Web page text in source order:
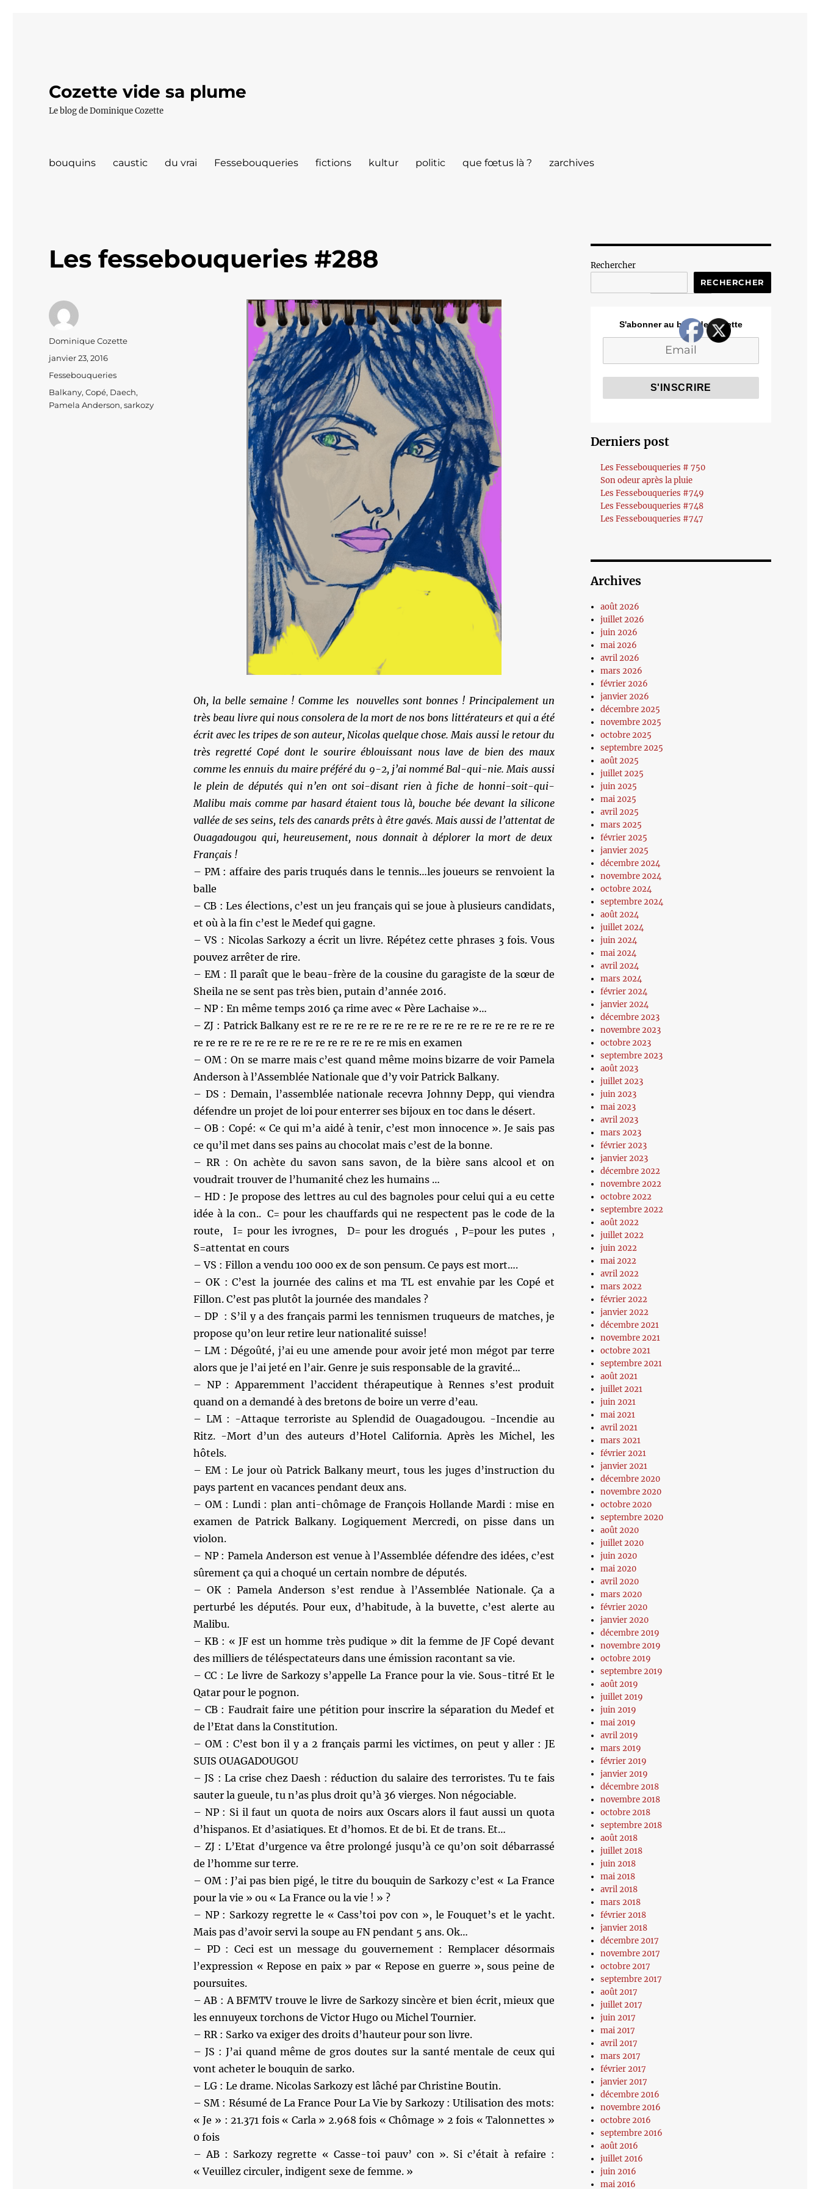
Cozette vide sa plume
Le blog de Dominique Cozette
bouquins caustic du vrai Fessebouqueries fictions kultur politic que fœtus là ? zarchives
Les fessebouqueries #288
Oh, la belle semaine ! Comme les nouvelles sont bonnes ! Principalement un
très beau livre qui nous consolera de la mort de nos bons littérateurs et qui a été
écrit avec les tripes de son auteur, Nicolas quelque chose. Mais aussi le retour du
très regretté Copé dont le sourire éblouissant nous lave de bien des maux
comme les ennuis du maire préféré du 9-2, j’ai nommé Bal-qui-nie. Mais aussi
le plein de députés qui n’en ont soi-disant rien à fiche de honni-soit-qui-
Malibu mais comme par hasard étaient tous là, bouche bée devant la silicone
vallée de ses seins, tels des canards prêts à être gavés. Mais aussi de l’attentat de
Ouagadougou qui, heureusement, nous donnaità déplorer la mort de deux
Français !
– PM : affaire des paris truqués dans le tennis…les joueurs se renvoient la
balle
– CB : Les élections, c’est un jeu français qui se joue à plusieurs candidats,
et où à la fin c’est le Medef qui gagne.
– VS : Nicolas Sarkozy a écrit un livre. Répétez cette phrases 3 fois. Vous
pouvez arrêter de rire.
– EM : Il paraît que le beau-frère de la cousine du garagiste de la sœur de
Sheila ne se sent pas très bien, putain d’année 2016.
– NP : En même temps 2016 ça rime avec « Père Lachaise »…
– ZJ : Patrick Balkany est re re re re re re re re re re re re re re re re re re re
re re re re re re re re re re re re re re re re mis en examen
– OM : On se marre mais c’est quand même moins bizarre de voir Pamela
Anderson à l’Assemblée Nationale que d’y voir Patrick Balkany.
– DS : Demain, l’assemblée nationale recevra Johnny Depp, qui viendra
défendre un projet de loi pour enterrer ses bijoux en toc dans le désert.
– OB : Copé: « Ce qui m’a aidé à tenir, c’est mon innocence ». Je sais pas
ce qu’il met dans ses pains au chocolat mais c’est de la bonne.
– RR : On achète du savon sans savon, de la bière sans alcool et on
voudrait trouver de l’humanité chez les humains …
– HD : Je propose des lettres au cul des bagnoles pour celui qui a eu cette
idée à la con.. C= pour les chauffards qui ne respectent pas le code de la
route, I= pour les ivrognes, D= pour les drogués , P=pour les putes ,
S=attentat en cours
– VS : Fillon a vendu 100 000 ex de son pensum. Ce pays est mort….
– OK : C’est la journée des calins et ma TL est envahie par les Copé et
Fillon. C’est pas plutôt la journée des mandales ?
– DP : S’il y a des français parmi les tennismen truqueurs de matches, je
propose qu’on leur retire leur nationalité suisse!
– LM : Dégoûté, j’ai eu une amende pour avoir jeté mon mégot par terre
alors que je l’ai jeté en l’air. Genre je suis responsable de la gravité…
– NP : Apparemment l’accident thérapeutique à Rennes s’est produit
quand on a demandé à des bretons de boire un verre d’eau.
– LM : -Attaque terroriste au Splendid de Ouagadougou. -Incendie au
Ritz. -Mort d’un des auteurs d’Hotel California. Après les Michel, les
hôtels.
– EM : Le jour où Patrick Balkany meurt, tous les juges d’instruction du
pays partent en vacances pendant deux ans.
– OM : Lundi : plan anti-chômage de François Hollande Mardi : mise en
examen de Patrick Balkany. Logiquement Mercredi, on pisse dans un
violon.
– NP : Pamela Anderson est venue à l’Assemblée défendre des idées, c’est
sûrement ça qui a choqué un certain nombre de députés.
– OK : Pamela Anderson s’est rendue à l’Assemblée Nationale. Ça a
perturbé les députés. Pour eux, d’habitude, à la buvette, c’est alerte au
Malibu.
– KB : « JF est un homme très pudique » dit la femme de JF Copé devant
des milliers de téléspectateurs dans une émission racontant sa vie.
– CC : Le livre de Sarkozy s’appelle La France pour la vie. Sous-titré Et le
Qatar pour le pognon.
– CB : Faudrait faire une pétition pour inscrire la séparation du Medef et
de l’Etat dans la Constitution.
– OM : C’est bon il y a 2 français parmi les victimes, on peut y aller : JE
SUIS OUAGADOUGOU
– JS : La crise chez Daesh : réduction du salaire des terroristes. Tu te fais
sauter la gueule, tu n’as plus droit qu’à 36 vierges. Non négociable.
– NP : Si il faut un quota de noirs aux Oscars alors il faut aussi un quota
d’hispanos. Et d’asiatiques. Et d’homos. Et de bi. Et de trans. Et…
– ZJ : L’Etat d’urgence va être prolongé jusqu’à ce qu’on soit débarrassé
de l’homme sur terre.
– OM : J’ai pas bien pigé, le titre du bouquin de Sarkozy c’est « La France
pour la vie » ou « La France ou la vie ! » ?
– NP : Sarkozy regrette le « Cass’toi pov con », le Fouquet’s et le yacht.
Mais pas d’avoir servi la soupe au FN pendant 5 ans. Ok…
– PD : Ceci est un message du gouvernement : Remplacer désormais
l’expression « Repose en paix » par « Repose en guerre », sous peine de
poursuites.
– AB : A BFMTV trouve le livre de Sarkozy sincère et bien écrit, mieux que
les ennuyeux torchons de Victor Hugo ou Michel Tournier.
– RR : Sarko va exiger des droits d’hauteur pour son livre.
– JS : J’ai quand même de gros doutes sur la santé mentale de ceux qui
vont acheter le bouquin de sarko.
– LG : Le drame. Nicolas Sarkozy est lâché par Christine Boutin.
– SM : Résumé de La France Pour La Vie by Sarkozy : Utilisation des mots:
« Je » : 21.371 fois « Carla » 2.968 fois « Chômage » 2 fois « Talonnettes »
0 fois
– AB : Sarkozy regrette « Casse-toi pauv’ con ». Si c’était à refaire :
« Veuillez circuler, indigent sexe de femme. »
Auteur
Dominique Cozette
Publié
janvier 23, 2016
Catégories
Fessebouqueries
Étiquettes
Balkany,Copé, Daech,
Pamela Anderson,sarkozy
Rechercher
RECHERCHER
S'abonner au blog de Cozette
Derniers post
Les Fessebouqueries # 750
Son odeur après la pluie
Les Fessebouqueries #749
Les Fessebouqueries #748
Les Fessebouqueries #747
Archives
août 2026
juillet 2026
juin 2026
mai 2026
avril 2026
mars 2026
février 2026
janvier 2026
décembre 2025
novembre 2025
octobre 2025
septembre 2025
août 2025
juillet 2025
juin 2025
mai 2025
avril 2025
mars 2025
février 2025
janvier 2025
décembre 2024
novembre 2024
octobre 2024
septembre 2024
août 2024
juillet 2024
juin 2024
mai 2024
avril 2024
mars 2024
février 2024
janvier 2024
décembre 2023
novembre 2023
octobre 2023
septembre 2023
août 2023
juillet 2023
juin 2023
mai 2023
avril 2023
mars 2023
février 2023
janvier 2023
décembre 2022
novembre 2022
octobre 2022
septembre 2022
août 2022
juillet 2022
juin 2022
mai 2022
avril 2022
mars 2022
février 2022
janvier 2022
décembre 2021
novembre 2021
octobre 2021
septembre 2021
août 2021
juillet 2021
juin 2021
mai 2021
avril 2021
mars 2021
février 2021
janvier 2021
décembre 2020
novembre 2020
octobre 2020
septembre 2020
août 2020
juillet 2020
juin 2020
mai 2020
avril 2020
mars 2020
février 2020
janvier 2020
décembre 2019
novembre 2019
octobre 2019
septembre 2019
août 2019
juillet 2019
juin 2019
mai 2019
avril 2019
mars 2019
février 2019
janvier 2019
décembre 2018
novembre 2018
octobre 2018
septembre 2018
août 2018
juillet 2018
juin 2018
mai 2018
avril 2018
mars 2018
février 2018
janvier 2018
décembre 2017
novembre 2017
octobre 2017
septembre 2017
août 2017
juillet 2017
juin 2017
mai 2017
avril 2017
mars 2017
février 2017
janvier 2017
décembre 2016
novembre 2016
octobre 2016
septembre 2016
août 2016
juillet 2016
juin 2016
mai 2016